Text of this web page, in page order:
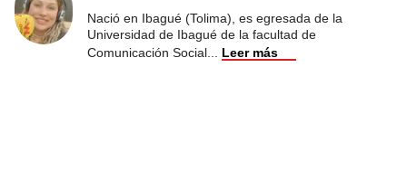
Nació en Ibagué (Tolima), es egresada de la
Universidad de Ibagué de la facultad de
Comunicación Social
Leer más